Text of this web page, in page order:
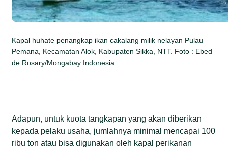
Kapal huhate penangkap ikan cakalang milik nelayan Pulau
Pemana, Kecamatan Alok, Kabupaten Sikka, NTT. Foto : Ebed
de Rosary/Mongabay Indonesia
Adapun, untuk kuota tangkapan yang akan diberikan
kepada pelaku usaha, jumlahnya minimal mencapai 100
ribu ton atau bisa digunakan oleh kapal perikanan